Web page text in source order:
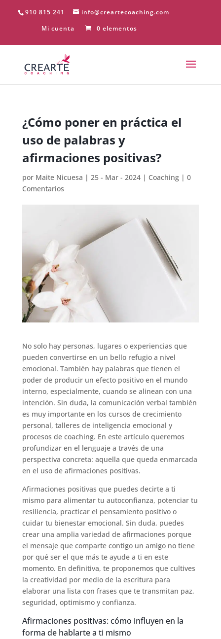
910 815 241
info@creartecoaching.com
Mi cuenta
0 elementos
¿Cómo poner en práctica el
uso de palabras y
afirmaciones positivas?
por Maite Nicuesa | 25 - Mar - 2024| Coaching| 0
Comentarios
No solo hay personas, lugares o experiencias que
pueden convertirse en un bello refugio a nivel
emocional. También hay palabras que tienen el
poder de producir un efecto positivo en el mundo
interno, especialmente, cuando se alinean con una
intención. Sin duda, la comunicación verbal también
es muy importante en los cursos de crecimiento
personal, talleres de inteligencia emocional y
procesos de coaching. En este artículo queremos
profundizar en el lenguaje a través de una
perspectiva concreta: aquella que queda enmarcada
en el uso de afirmaciones positivas.
Afirmaciones positivas que puedes decirte a ti
mismo para alimentar tu autoconfianza, potenciar tu
resiliencia, practicar el pensamiento positivo o
cuidar tu bienestar emocional. Sin duda, puedes
crear una amplia variedad de afirmaciones porque
el mensaje que comparte contigo un amigo no tiene
por qué ser el que más te ayude a ti en este
momento. En definitiva, te proponemos que cultives
la creatividad por medio de la escritura para
elaborar una lista con frases que te transmitan paz,
seguridad, optimismo y confianza.
Afirmaciones positivas: cómo influyen en la
forma de hablarte a ti mismo